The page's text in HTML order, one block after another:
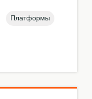
topic:
Платформы